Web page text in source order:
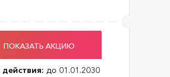
ПОКАЗАТЬ АКЦИЮ
до 01.01.2030